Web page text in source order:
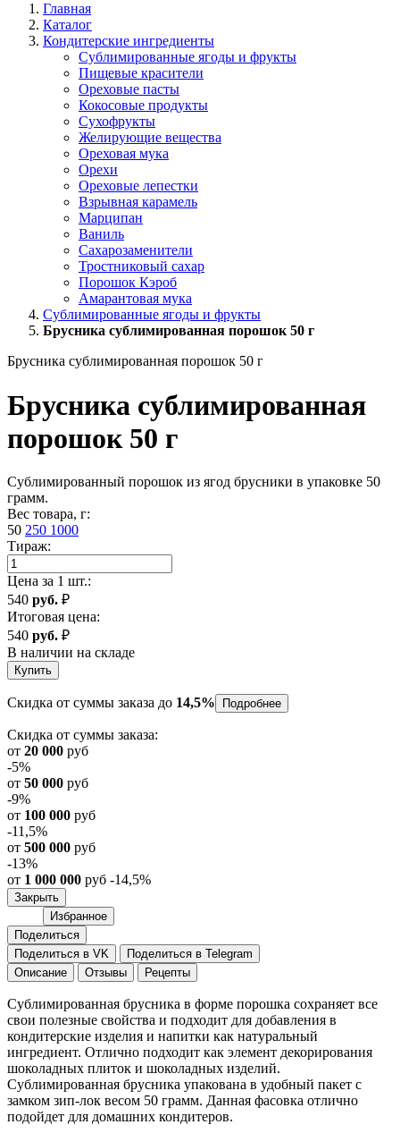
Главная
Каталог
Кондитерские ингредиенты
Сублимированные ягоды и фрукты
Пищевые красители
Ореховые пасты
Кокосовые продукты
Сухофрукты
Желирующие вещества
Ореховая мука
Орехи
Ореховые лепестки
Взрывная карамель
Марципан
Ваниль
Сахарозаменители
Тростниковый сахар
Порошок Кэроб
Амарантовая мука
Сублимированные ягоды и фрукты
Брусника сублимированная порошок 50 г
Брусника сублимированная порошок 50 г
Брусника сублимированная
порошок 50 г
Сублимированный порошок из ягод брусники в упаковке 50
грамм.
Вес товара, г:
50 250 1000
Тираж:
Цена за 1 шт.:
540 руб. ₽
Итоговая цена:
540 руб. ₽
В наличии на складе
Купить
Скидка от суммы заказа до 14,5% Подробнее
Скидка от суммы заказа:
от 20 000 руб
-5%
от 50 000 руб
-9%
от 100 000 руб
-11,5%
от 500 000 руб
-13%
от 1 000 000 руб -14,5%
Закрыть
Избранное
Поделиться
Поделиться в VK
Поделиться в Telegram
Описание
Отзывы Рецепты
Сублимированная брусника в форме порошка сохраняет все
свои полезные свойства и подходит для добавления в
кондитерские изделия и напитки как натуральный
ингредиент. Отлично подходит как элемент декорирования
шоколадных плиток и шоколадных изделий.
Сублимированная брусника упакована в удобный пакет с
замком зип-лок весом 50 грамм. Данная фасовка отлично
подойдет для домашних кондитеров.